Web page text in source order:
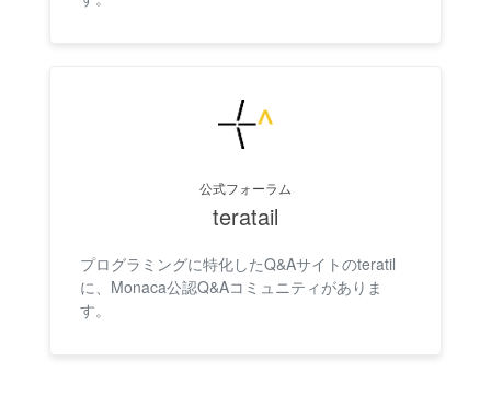
公式フォーラム
teratail
プログラミングに特化したQ&Aサイトのteratil
に、Monaca公認Q&Aコミュニティがありま
す。